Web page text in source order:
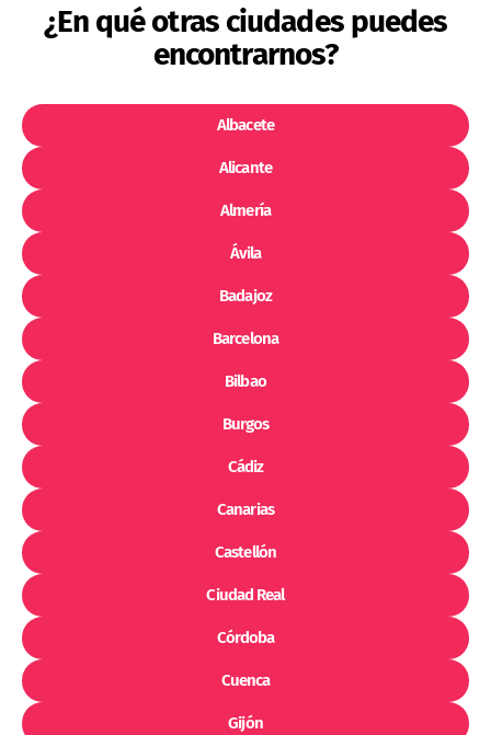
¿En qué otras ciudades puedes
encontrarnos?
Albacete
Alicante
Almería
Ávila
Badajoz
Barcelona
Bilbao
Burgos
Cádiz
Canarias
Castellón
Ciudad Real
Córdoba
Cuenca
Gijón